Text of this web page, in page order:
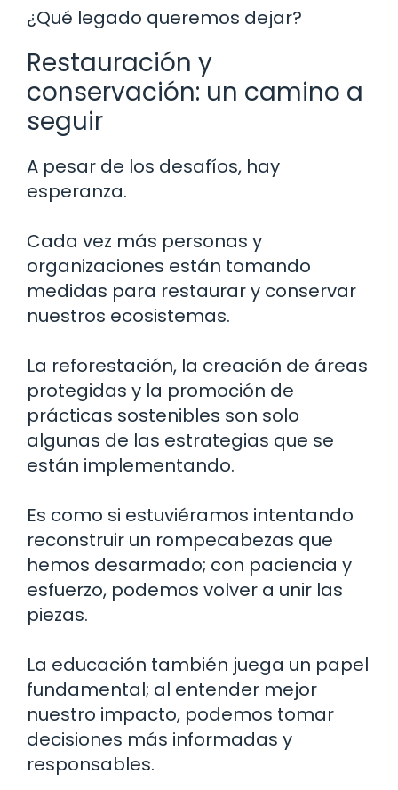
¿Qué legado queremos dejar?
Restauración y
conservación: un camino a
seguir
A pesar de los desafíos, hay
esperanza.
Cada vez más personas y
organizaciones están tomando
medidas para restaurar y conservar
nuestros ecosistemas.
La reforestación, la creación de áreas
protegidas y la promoción de
prácticas sostenibles son solo
algunas de las estrategias que se
están implementando.
Es como si estuviéramos intentando
reconstruir un rompecabezas que
hemos desarmado; con paciencia y
esfuerzo, podemos volver a unir las
piezas.
La educación también juega un papel
fundamental; al entender mejor
nuestro impacto, podemos tomar
decisiones más informadas y
responsables.